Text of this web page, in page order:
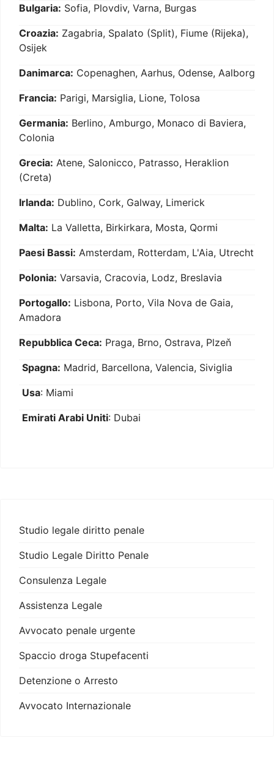
Bulgaria: Sofia, Plovdiv, Varna, Burgas
Croazia: Zagabria, Spalato (Split), Fiume (Rijeka),
Osijek
Danimarca: Copenaghen, Aarhus, Odense, Aalborg
Francia: Parigi, Marsiglia, Lione, Tolosa
Germania: Berlino, Amburgo, Monaco di Baviera,
Colonia
Grecia: Atene, Salonicco, Patrasso, Heraklion
(Creta)
Irlanda: Dublino, Cork, Galway, Limerick
Malta: La Valletta, Birkirkara, Mosta, Qormi
Paesi Bassi: Amsterdam, Rotterdam, L'Aia, Utrecht
Polonia: Varsavia, Cracovia, Lodz, Breslavia
Portogallo: Lisbona, Porto, Vila Nova de Gaia,
Amadora
Repubblica Ceca: Praga, Brno, Ostrava, Plzeň
Spagna: Madrid, Barcellona, Valencia, Siviglia
Usa: Miami
Emirati Arabi Uniti: Dubai
Studio legale diritto penale
Studio Legale Diritto Penale
Consulenza Legale
Assistenza Legale
Avvocato penale urgente
Spaccio droga Stupefacenti
Detenzione o Arresto
Avvocato Internazionale